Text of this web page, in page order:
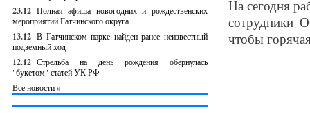
23.12 Полная афиша новогодних и рождественских
мероприятий Гатчинского округа
13.12 В Гатчинском парке найден ранее неизвестный
подземный ход
12.12 Стрельба на день рождения обернулась
"букетом" статей УК РФ
Все новости »
На сегодня
сотрудники
чтобы